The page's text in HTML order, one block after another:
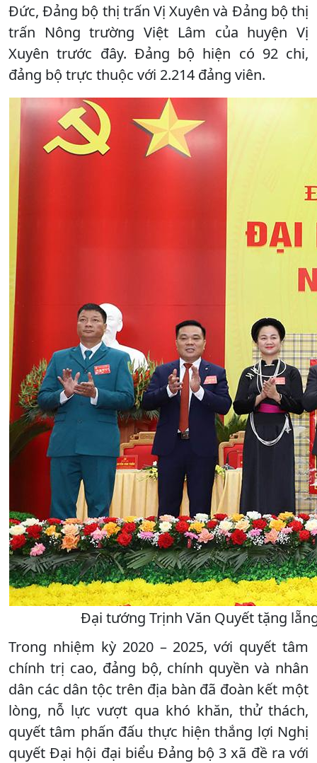
Đức, Đảng bộ thị trấn Vị Xuyên và Đảng bộ thị
trấn Nông trường Việt Lâm của huyện Vị
Xuyên trước đây. Đảng bộ hiện có 92 chi,
đảng bộ trực thuộc với 2.214 đảng viên.
Đại tướng Trịnh Văn Quyết tặng
Trong nhiệm kỳ 2020 – 2025, với quyết tâm
chính trị cao, đảng bộ, chính quyền và nhân
dân các dân tộc trên địa bàn đã đoàn kết một
lòng, nỗ lực vượt qua khó khăn, thử thách,
quyết tâm phấn đấu thực hiện thắng lợi Nghị
quyết Đại hội đại biểu Đảng bộ 3 xã đề ra với